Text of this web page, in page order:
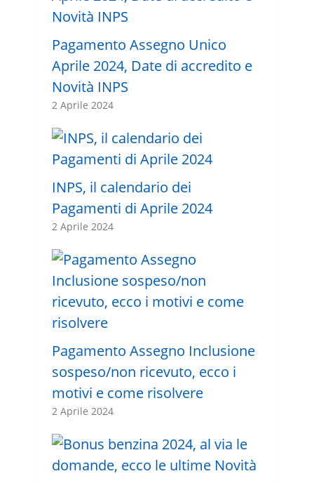
Pagamento Assegno Unico
Aprile 2024, Date di accredito e
Novità INPS
2 Aprile 2024
INPS, il calendario dei
Pagamenti di Aprile 2024
2 Aprile 2024
Pagamento Assegno Inclusione
sospeso/non ricevuto, ecco i
motivi e come risolvere
2 Aprile 2024